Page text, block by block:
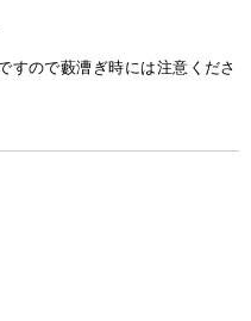
すので藪漕ぎ時には注意くださ